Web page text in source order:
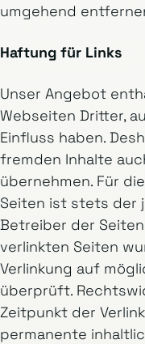
umgehend
Haftung für Links
Unser Angebot
Webseiten Dritter,
Einfluss haben.
fremden Inhalte
übernehmen. Für
Seiten ist stets der
Betreiber der
verlinkten Seiten
Verlinkung auf
überprüft.
Zeitpunkt der
permanente